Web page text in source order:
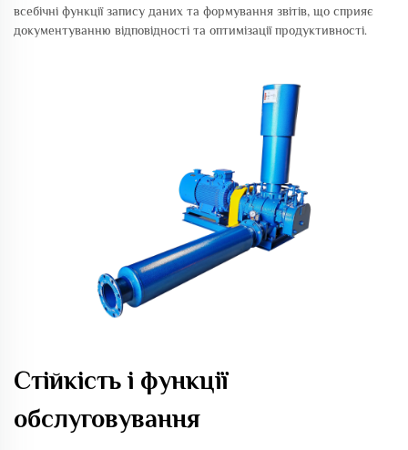
всебічні функції запису даних та формування звітів, що сприяє
документуванню відповідності та оптимізації продуктивності.
Стійкість і функції
обслуговування